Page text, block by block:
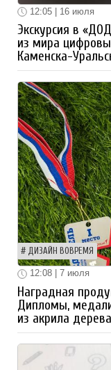
12:05 | 16 июля
Экскурсия в
из мира
Каменска-
ДИЗАЙН ВОВРЕМЯ
12:08 | 7 июля
Наградная
Дипломы,
из акрила дерева